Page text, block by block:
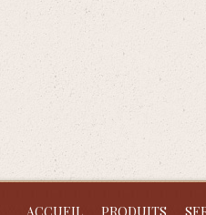
ACCUEIL PRODUITS